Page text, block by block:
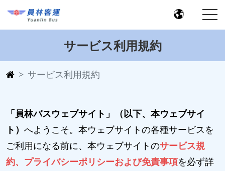
サービス利用規約
サービス利用規約
「員林バスウェブサイト」（以下、本ウェブサイ
ト） へようこそ。本ウェブサイトの各種サービスを
ご利用になる前に、本ウェブサイトのサービス規
約、プライバシーポリシーおよび免責事項を必ず詳